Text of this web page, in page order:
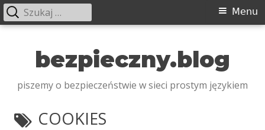
bezpieczny.blog
piszemy o bezpieczeństwie w sieci prostym językiem
Menu
Menu
Szukaj:
TAGI:
COOKIES